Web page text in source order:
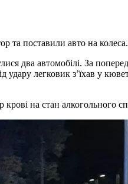
поставили авто на
два автомобілі. За
удару легковик з’їхав у
на стан алкогольного